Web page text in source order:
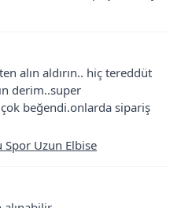
alın aldırın.. hiç tereddüt
derim..super
beğendi.onlarda sipariş
Spor Uzun Elbise